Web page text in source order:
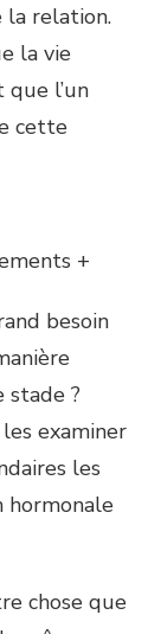
la relation.
la vie
l’un
cette
+
besoin
stade ?
examiner
les
hormonale
chose que